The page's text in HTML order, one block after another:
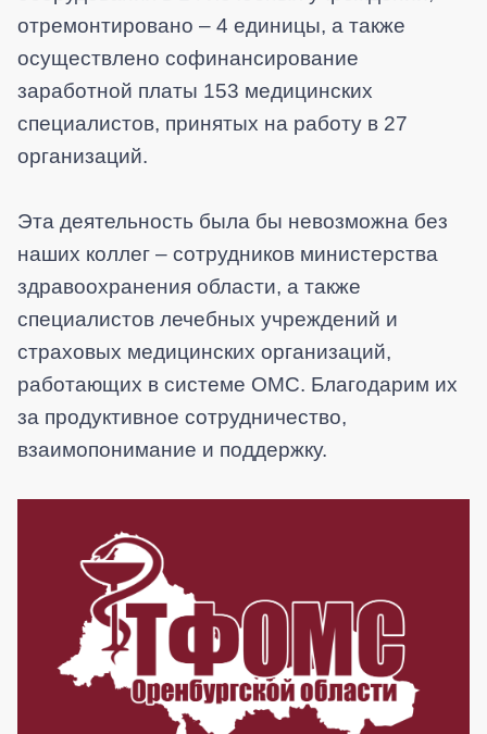
отремонтировано – 4 единицы, а также
осуществлено софинансирование
заработной платы 153 медицинских
специалистов, принятых на работу в 27
организаций.
Эта деятельность была бы невозможна без
наших коллег – сотрудников министерства
здравоохранения области, а также
специалистов лечебных учреждений и
страховых медицинских организаций,
работающих в системе ОМС. Благодарим их
за продуктивное сотрудничество,
взаимопонимание и поддержку.